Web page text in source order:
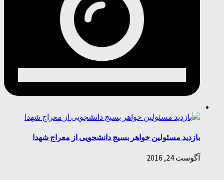
بازدید مسئولین خواهر بسیج دانشجویی از معراج شهدا
آگوست 24, 2016